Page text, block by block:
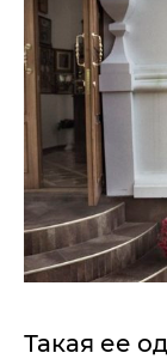
Такая ее